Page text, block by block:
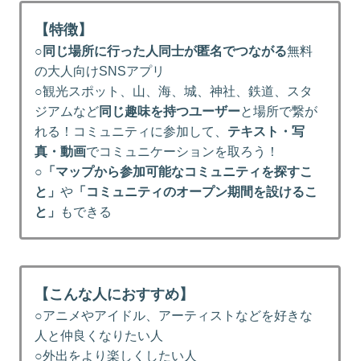
【特徴】
○ 同じ場所に行った人同士が匿名でつながる無料
の大人向けSNSアプリ
○観光スポット、山、海、城、神社、鉄道、スタ
ジアムなど同じ趣味を持つユーザーと場所で繋が
れる！コミュニティに参加して、 テキスト・写
真・動画でコミュニケーションを取ろう！
○ 「マップから参加可能なコミュニティを探すこ
と」や 「コミュニティのオープン期間を設けるこ
と」
もできる
【こんな人におすすめ】
○アニメやアイドル、アーティストなどを好きな
人と仲良くなりたい人
○外出をより楽しくしたい人